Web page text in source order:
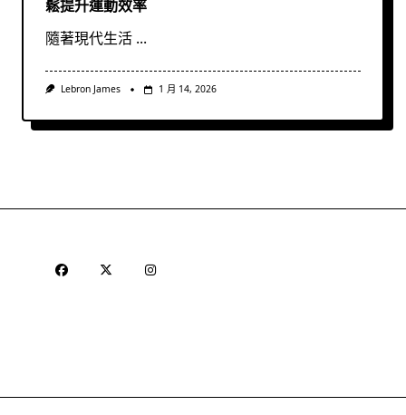
鬆提升運動效率
隨著現代生活 ...
Lebron James 1 月 14, 2026